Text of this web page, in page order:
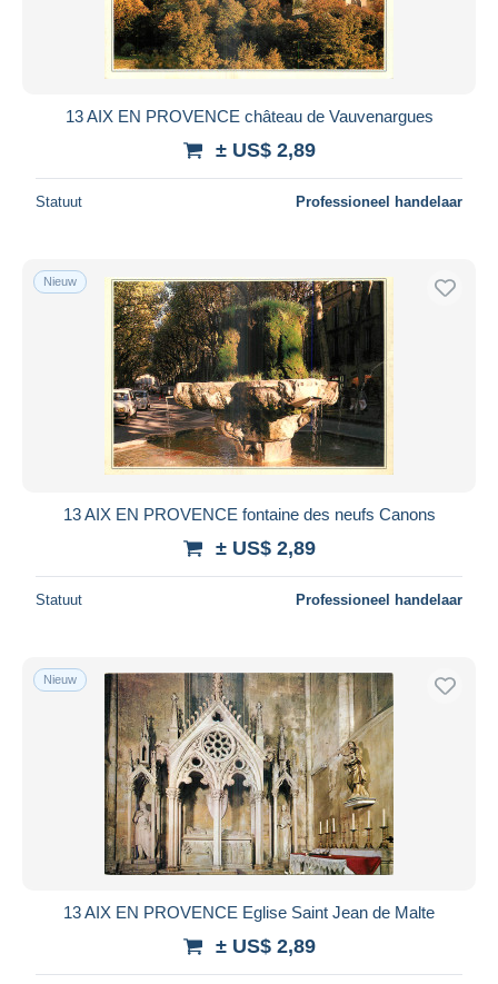
13 AIX EN PROVENCE château de Vauvenargues
± US$ 2,89
Statuut Professioneel handelaar
Nieuw
13 AIX EN PROVENCE fontaine des neufs Canons
± US$ 2,89
Statuut Professioneel handelaar
Nieuw
13 AIX EN PROVENCE Eglise Saint Jean de Malte
± US$ 2,89